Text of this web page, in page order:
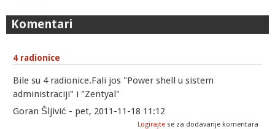
Komentari
4 radionice
Bile su 4 radionice.Fali jos "Power shell u sistem
administraciji" i "Zentyal"
Goran Šljivić - pet, 2011-11-18 11:12
Logirajte se za dodavanje komentara